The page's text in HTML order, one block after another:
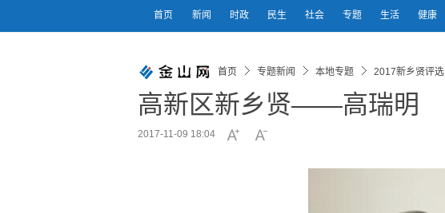
首页 新闻 时政 民生 社会 专题 生活 健康
首页 专题新闻 本地专题 2017新乡贤评选
高新区新乡贤——高瑞明
2017-11-09 18:04